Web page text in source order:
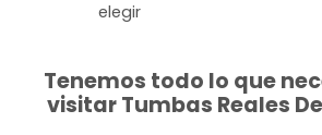
elegir
Tenemos todo lo que
visitar Tumbas Reales